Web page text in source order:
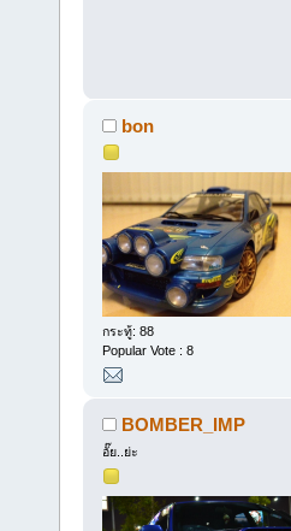
bon
กระทู้: 88
Popular Vote : 8
BOMBER_IMP
อั๊ย..ย่ะ